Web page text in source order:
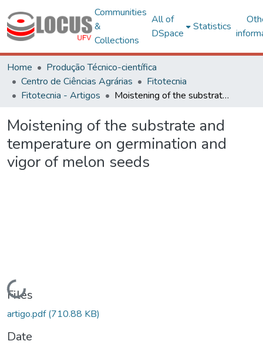
Communities
&
Collections
All of
DSpace
Statistics
Home
Produção Técnico-científica
Centro de Ciências Agrárias
Fitotecnia
Fitotecnia - Artigos
Moistening of the substrate and temperature on germination and vigor of melon seeds
Moistening of the substrate and
temperature on germination and
vigor of melon seeds
Loading...
Files
artigo.pdf(710.88 KB)
Date